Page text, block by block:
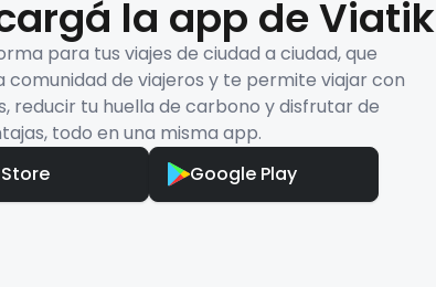
la app de Viatik
para tus viajes de ciudad a ciudad, que
comunidad de viajeros y te permite viajar con
reducir tu huella de carbono y disfrutar de
todo en una misma app.
Google Play